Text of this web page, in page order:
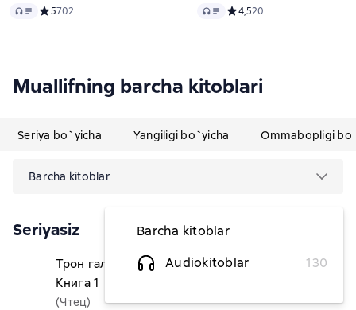
Audio Средний рейтинг 5 на основе 702 оценок
5702 Audio Средний рейтинг 4,5 на
4,520
Muallifning barcha kitoblari
Seriya bo`yicha Yangiligi bo`yicha Ommabopligi
Barcha kitoblar
Barcha kitoblar
Audiokitoblar
130
Seriyasiz
Трон галактики будет моим!
Книга 1
(Чтец)
50 763,64 soʻm